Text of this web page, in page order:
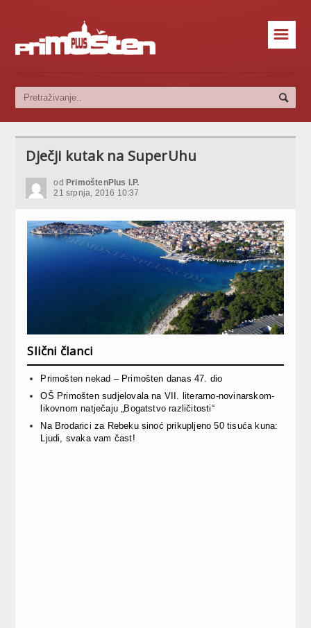
☰
Dječji kutak na SuperUhu
od PrimoštenPlus I.P.
21 srpnja, 2016 10:37
Slični članci
Primošten nekad – Primošten danas 47. dio
OŠ Primošten sudjelovala na VII. literarno-novinarskom-
likovnom natječaju „Bogatstvo različitosti“
Na Brodarici za Rebeku sinoć prikupljeno 50 tisuća kuna:
Ljudi, svaka vam čast!